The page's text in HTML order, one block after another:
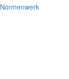
Normenwerk